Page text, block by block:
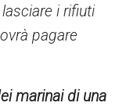
i rifiuti
pagare
marinai di una